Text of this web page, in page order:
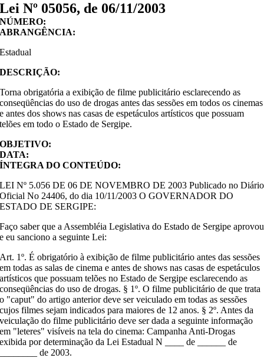
Lei Nº 05056, de 06/11/2003
NÚMERO:
ABRANGÊNCIA:
Estadual
DESCRIÇÃO:
Torna obrigatória a exibição de filme publicitário esclarecendo as
conseqüências do uso de drogas antes das sessões em todos os cinemas
e antes dos shows nas casas de espetáculos artísticos que possuam
telões em todo o Estado de Sergipe.
OBJETIVO:
DATA:
ÍNTEGRA DO CONTEÚDO:
LEI Nº 5.056 DE 06 DE NOVEMBRO DE 2003 Publicado no Diário
Oficial No 24406, do dia 10/11/2003 O GOVERNADOR DO
ESTADO DE SERGIPE:
Faço saber que a Assembléia Legislativa do Estado de Sergipe aprovou
e eu sanciono a seguinte Lei:
Art. 1º. É obrigatório à exibição de filme publicitário antes das sessões
em todas as salas de cinema e antes de shows nas casas de espetáculos
artísticos que possuam telões no Estado de Sergipe esclarecendo as
conseqüências do uso de drogas. § 1º. O filme publicitário de que trata
o "caput" do artigo anterior deve ser veiculado em todas as sessões
cujos filmes sejam indicados para maiores de 12 anos. § 2º. Antes da
veiculação do filme publicitário deve ser dada a seguinte informação
em "leteres" visíveis na tela do cinema: Campanha Anti-Drogas
exibida por determinação da Lei Estadual N ____ de ______ de
________ de 2003.